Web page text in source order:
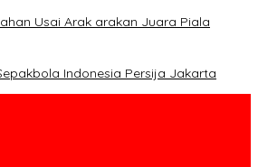
Usai Arak arakan Juara Piala
Indonesia Persija Jakarta